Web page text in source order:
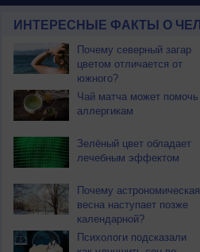
ИНТЕРЕСНЫЕ ФАКТЫ О
Почему северный загар
цветом отличается от
южного?
Чай матча может помочь
аллергикам
Зелёный цвет обладает
лечебным эффектом
Почему астрономическая
весна наступает позже
календарной?
Психологи подсказали